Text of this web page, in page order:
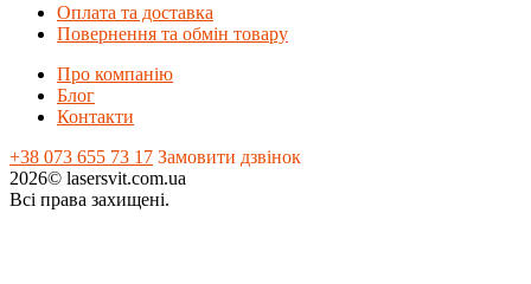
Оплата та доставка
Повернення та обмін товару
Про компанію
Блог
Контакти
+38 073 655 73 17 Замовити дзвінок
2026© lasersvit.com.ua
Всі права захищені.